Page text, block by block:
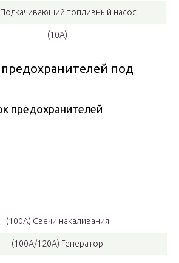
топливный насос
(10А)
под
предохранителей
(100А) Свечи накаливания
(100А/120A) Генератор